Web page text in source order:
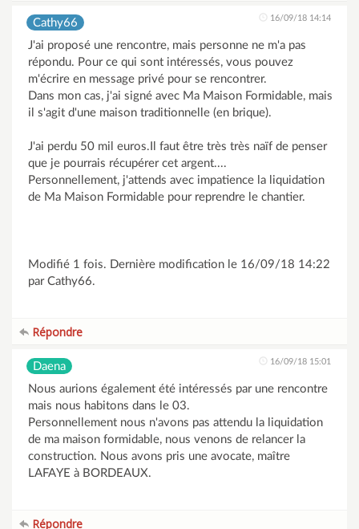
Cathy66 16/09/18 14:14
J'ai proposé une rencontre, mais personne ne m'a pas
répondu. Pour ce qui sont intéressés, vous pouvez
m'écrire en message privé pour se rencontrer.
Dans mon cas, j'ai signé avec Ma Maison Formidable, mais
il s'agit d'une maison traditionnelle (en brique).
J'ai perdu 50 mil euros.Il faut être très très naïf de penser
que je pourrais récupérer cet argent....
Personnellement, j'attends avec impatience la liquidation
de Ma Maison Formidable pour reprendre le chantier.
Modifié 1 fois. Dernière modification le 16/09/18 14:22
par Cathy66.
Répondre
Daena 16/09/18 15:01
Nous aurions également été intéressés par une rencontre
mais nous habitons dans le 03.
Personnellement nous n'avons pas attendu la liquidation
de ma maison formidable, nous venons de relancer la
construction. Nous avons pris une avocate, maître
LAFAYE à BORDEAUX.
Répondre